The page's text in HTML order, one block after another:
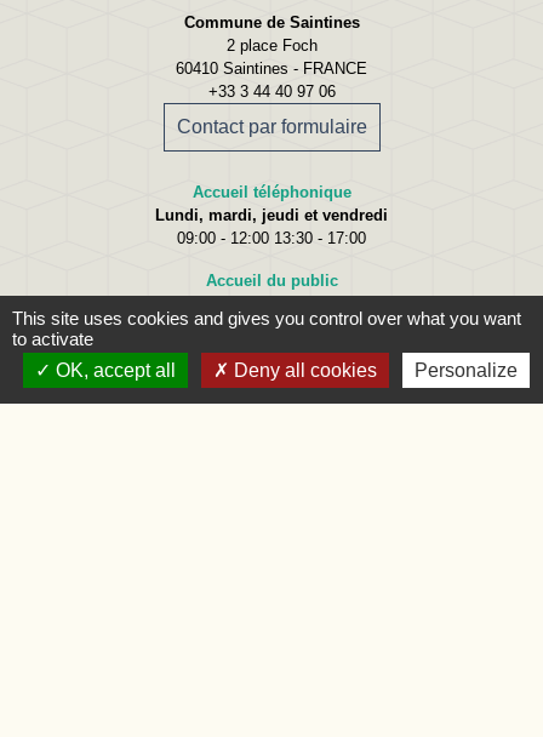
Commune de Saintines
2 place Foch
60410 Saintines - FRANCE
+33 3 44 40 97 06
Contact par formulaire
Accueil téléphonique
Lundi, mardi, jeudi et vendredi
09:00 - 12:00 13:30 - 17:00
Accueil du public
Mardi 09:00 - 12:00 et 15:00 - 18:00
Jeudi
09:00 - 12:00 et 15:00 - 18:00
Vendredi09:00 - 12:00
This site uses cookies and gives you control over what you want
to activate
OK, accept all
Deny all cookies Personalize